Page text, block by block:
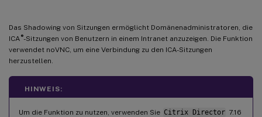
Das Shadowing von Sitzungen ermöglicht Domänenadministratoren, die
ICA ®-Sitzungen von Benutzern in einem Intranet anzuzeigen. Die Funktion
verwendet noVNC, um eine Verbindung zu den ICA-Sitzungen
herzustellen.
HINWEIS:
Um die Funktion zu nutzen, verwenden Sie Citrix Director 7.16